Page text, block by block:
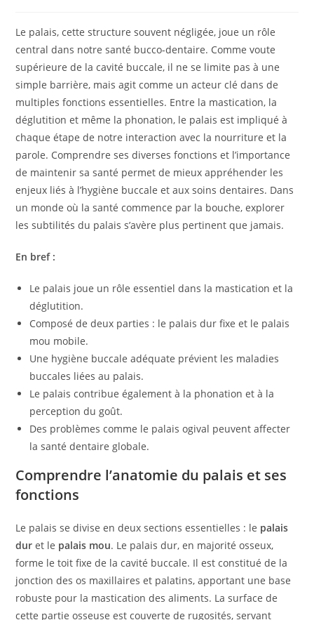
Le palais, cette structure souvent négligée, joue un rôle
central dans notre santé bucco-dentaire. Comme voute
supérieure de la cavité buccale, il ne se limite pas à une
simple barrière, mais agit comme un acteur clé dans de
multiples fonctions essentielles. Entre la mastication, la
déglutition et même la phonation, le palais est impliqué à
chaque étape de notre interaction avec la nourriture et la
parole. Comprendre ses diverses fonctions et l’importance
de maintenir sa santé permet de mieux appréhender les
enjeux liés à l’hygiène buccale et aux soins dentaires. Dans
un monde où la santé commence par la bouche, explorer
les subtilités du palais s’avère plus pertinent que jamais.
En bref :
Le palais joue un rôle essentiel dans la mastication et la
déglutition.
Composé de deux parties : le palais dur fixe et le palais
mou mobile.
Une hygiène buccale adéquate prévient les maladies
buccales liées au palais.
Le palais contribue également à la phonation et à la
perception du goût.
Des problèmes comme le palais ogival peuvent affecter
la santé dentaire globale.
Comprendre l’anatomie du palais et ses
fonctions
Le palais se divise en deux sections essentielles : le palais
dur et le palais mou. Le palais dur, en majorité osseux,
forme le toit fixe de la cavité buccale. Il est constitué de la
jonction des os maxillaires et palatins, apportant une base
robuste pour la mastication des aliments. La surface de
cette partie osseuse est couverte de rugosités, servant